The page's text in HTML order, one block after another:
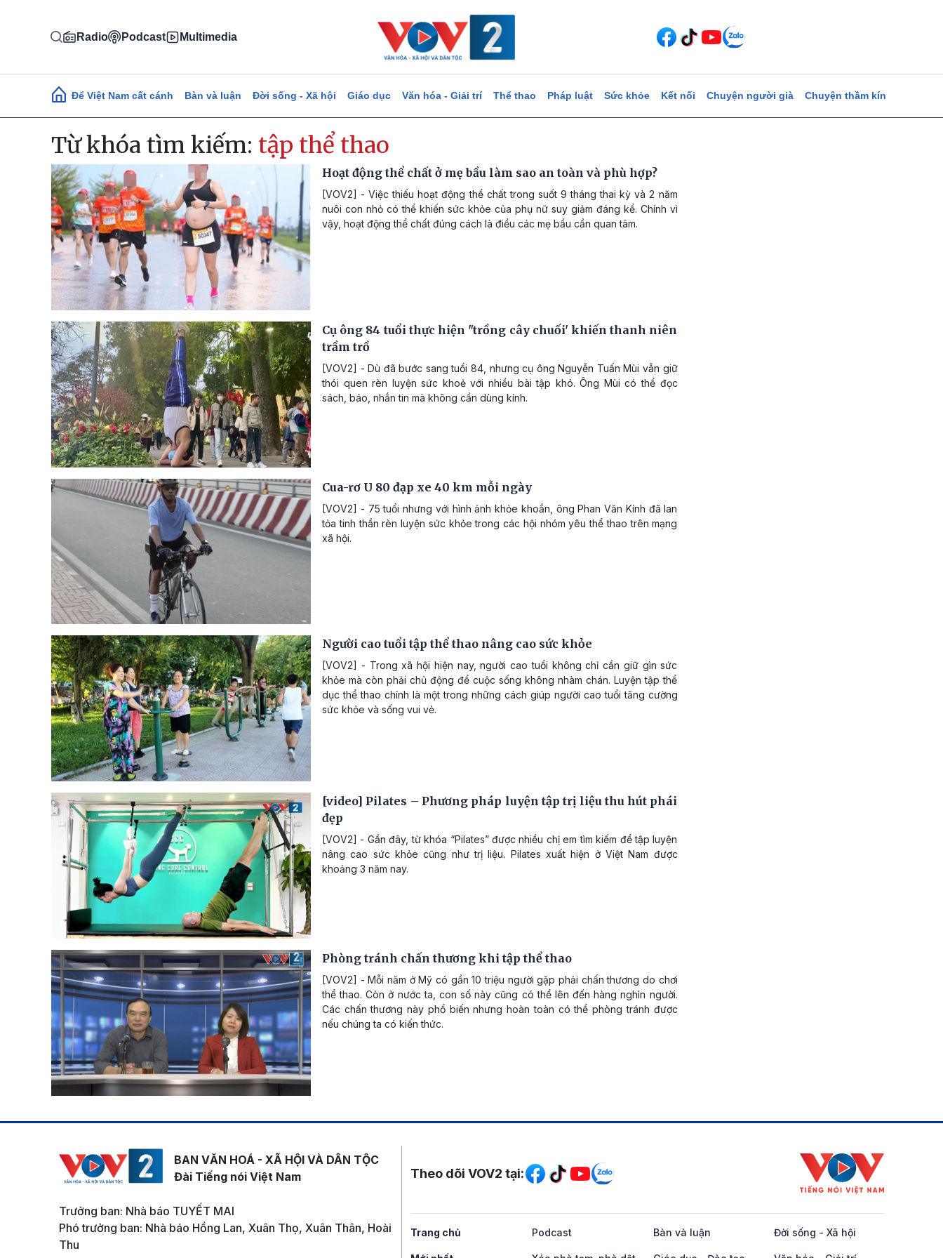
Radio Podcast Multimedia
Main navigation
Để Việt Nam cất cánh Bàn và luận Đời sống - Xã hội Giáo dục Văn hóa - Giải trí Thể thao Pháp luật Sức khỏe Kết nối Chuyện người già Chuyện thầm kín
Từ khóa tìm kiếm: tập thể thao
Hoạt động thể chất ở mẹ bầu làm sao an toàn và phù hợp?
[VOV2] - Việc thiếu hoạt động thể chất trong suốt 9 tháng thai kỳ và 2 năm
nuôi con nhỏ có thể khiến sức khỏe của phụ nữ suy giảm đáng kể. Chính vì
vậy, hoạt động thể chất đúng cách là điều các mẹ bầu cần quan tâm.
Cụ ông 84 tuổi thực hiện "trồng cây chuối' khiến thanh niên
trầm trồ
[VOV2] - Dù đã bước sang tuổi 84, nhưng cụ ông Nguyễn Tuấn Mùi vẫn giữ
thói quen rèn luyện sức khoẻ với nhiều bài tập khó. Ông Mùi có thể đọc
sách, báo, nhắn tin mà không cần dùng kính.
Cua-rơ U 80 đạp xe 40 km mỗi ngày
[VOV2] - 75 tuổi nhưng với hình ảnh khỏe khoắn, ông Phan Văn Kính đã lan
tỏa tinh thần rèn luyện sức khỏe trong các hội nhóm yêu thể thao trên mạng
xã hội.
Người cao tuổi tập thể thao nâng cao sức khỏe
[VOV2] - Trong xã hội hiện nay, người cao tuổi không chỉ cần giữ gìn sức
khỏe mà còn phải chủ động để cuộc sống không nhàm chán. Luyện tập thể
dục thể thao chính là một trong những cách giúp người cao tuổi tăng cường
sức khỏe và sống vui vẻ.
[video] Pilates – Phương pháp luyện tập trị liệu thu hút phái
đẹp
[VOV2] - Gần đây, từ khóa “Pilates” được nhiều chị em tìm kiếm để tập luyện
nâng cao sức khỏe cũng như trị liệu. Pilates xuất hiện ở Việt Nam được
khoảng 3 năm nay.
Phòng tránh chấn thương khi tập thể thao
[VOV2] - Mỗi năm ở Mỹ có gần 10 triệu người gặp phải chấn thương do chơi
thể thao. Còn ở nước ta, con số này cũng có thể lên đến hàng nghìn người.
Các chấn thương này phổ biến nhưng hoàn toàn có thể phòng tránh được
nếu chúng ta có kiến thức.
BAN VĂN HOÁ - XÃ HỘI VÀ DÂN TỘC
Đài Tiếng nói Việt Nam
Trưởng ban: Nhà báo TUYẾT MAI
Phó trưởng ban: Nhà báo Hồng Lan, Xuân Thọ, Xuân Thân, Hoài
Thu
Mạng xã hội
Theo dõi VOV2 tại:
Trang chủ Podcast Bàn và luận Đời sống - Xã hội